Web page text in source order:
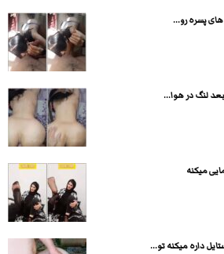
پسره رو...
لنگ در هوا...
میکنه
داره میکنه تو...